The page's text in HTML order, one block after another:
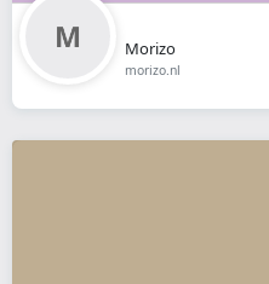
Morizo
morizo.nl